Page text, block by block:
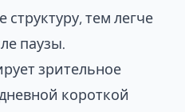
тем легче
паузы.
зрительное
короткой